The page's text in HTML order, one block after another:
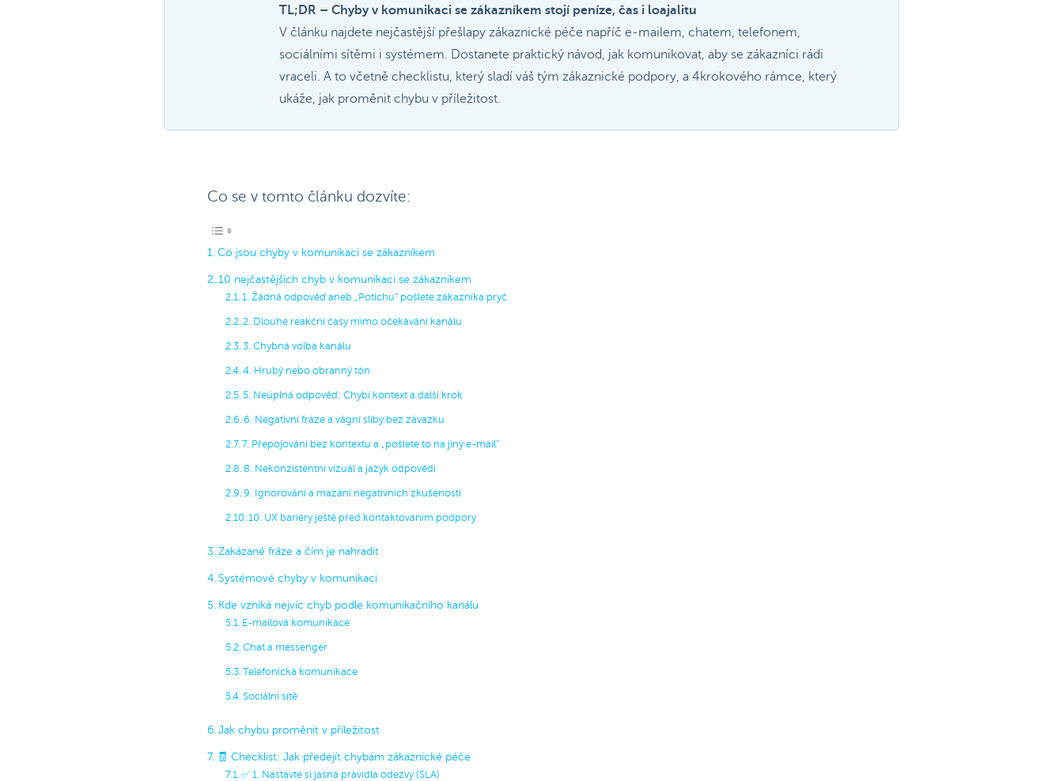
TL;DR – Chyby v komunikaci se zákazníkem stojí peníze, čas i loajalitu
V článku najdete nejčastější přešlapy zákaznické péče napříč e-mailem, chatem, telefonem,
sociálními sítěmi i systémem. Dostanete praktický návod, jak komunikovat, aby se zákazníci rádi
vraceli. A to včetně checklistu, který sladí váš tým zákaznické podpory, a 4krokového rámce, který
ukáže, jak proměnit chybu v příležitost.
Co se v tomto článku dozvíte:
Co jsou chyby v komunikaci se zákazníkem
10 nejčastějších chyb v komunikaci se zákazníkem
1. Žádná odpověď aneb „Potichu“ pošlete zákazníka pryč
2. Dlouhé reakční časy mimo očekávání kanálu
3. Chybná volba kanálu
4. Hrubý nebo obranný tón
5. Neúplná odpověď: Chybí kontext a další krok
6. Negativní fráze a vágní sliby bez závazku
7. Přepojování bez kontextu a „pošlete to na jiný e-mail“
8. Nekonzistentní vizuál a jazyk odpovědí
9. Ignorování a mazání negativních zkušeností
10. UX bariéry ještě před kontaktováním podpory
Zakázané fráze a čím je nahradit
Systémové chyby v komunikaci
Kde vzniká nejvíc chyb podle komunikačního kanálu
E-mailová komunikace
Chat a messenger
Telefonická komunikace
Sociální sítě
Jak chybu proměnit v příležitost
🧾 Checklist: Jak předejít chybám zákaznické péče
✅ 1. Nastavte si jasná pravidla odezvy (SLA)